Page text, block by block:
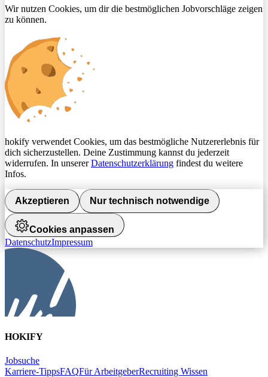
Wir nutzen Cookies, um dir die bestmöglichen Jobvorschläge zeigen
zu können.
hokify verwendet Cookies, um das bestmögliche Nutzererlebnis für
dich sicherzustellen. Deine Zustimmung kannst du jederzeit
widerrufen. In unsererDatenschutzerklärung findest du weitere
Infos.
Akzeptieren Nur technisch notwendige
Cookies anpassen
DatenschutzImpressum
HOKIFY
Jobsuche
Karriere-TippsFAQFür ArbeitgeberRecruiting Wissen